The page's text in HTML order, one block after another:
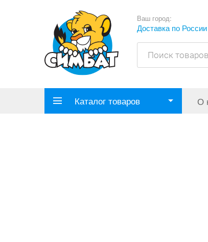
Ваш город:
Доставка по России
Каталог товаров О